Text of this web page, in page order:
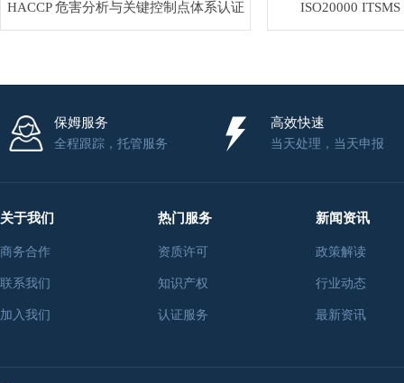
HACCP 危害分析与关键控制点体系认证 ISO20000
保姆服务
全程跟踪，托管服务
高效快速
当天处理，当天申报
关于我们
商务合作
联系我们
加入我们
热门服务
资质许可
知识产权
认证服务
新闻资讯
政策解读
行业动态
最新资讯